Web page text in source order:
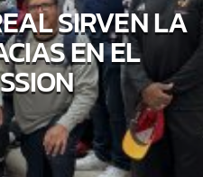
SIRVEN LA
EN EL